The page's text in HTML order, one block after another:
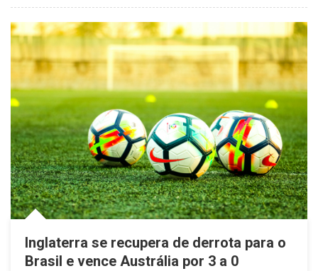
Inglaterra se recupera de derrota para o
Brasil e vence Austrália por 3 a 0